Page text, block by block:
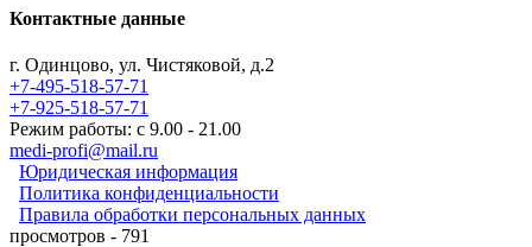
Контактные данные
г. Одинцово, ул. Чистяковой, д.2
+7-495-518-57-71
+7-925-518-57-71
Режим работы: с 9.00 - 21.00
medi-profi@mail.ru
Юридическая информация
Политика конфиденциальности
Правила обработки персональных данных
просмотров - 791